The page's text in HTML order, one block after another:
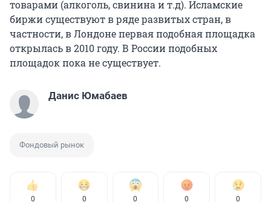
товарами (алкоголь, свинина и т.д). Исламские
биржи существуют в ряде развитых стран, в
частности, в Лондоне первая подобная площадка
открылась в 2010 году. В России подобных
площадок пока не существует.
Данис Юмабаев
Фондовый рынок
0 0 0 0 0